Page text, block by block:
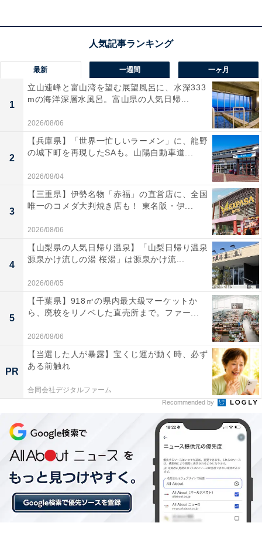
最新 一週間 一ヶ月
1
立山連峰と富山湾を望む展望風呂に、水深333
mの海洋深層水風呂。富山県の人気日帰...
2026/08/06
2
【兵庫県】「世界一忙しいラーメン」に、龍野
の城下町を再現したSAも。山陽自動車道...
2026/08/04
3
【三重県】伊勢名物「赤福」の直営店に、全国
唯一のコメダ大判焼き店も！ 東名阪・伊...
2026/08/06
4
【山梨県の人気日帰り温泉】「山梨日帰り温泉
源泉かけ流しの湯 桜湯」は源泉かけ流...
2026/08/05
5
【千葉県】918㎡の県内最大級マーケットか
ら、廃校をリノベした直売所まで。ファー...
2026/08/06
PR
【当選した人が暴露】宝くじ運が動く時、必ず
ある前触れ
合同会社デジタルファーム
Recommended by